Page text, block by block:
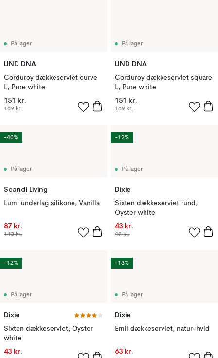
På lager
LIND DNA
Corduroy dækkeserviet curve
L, Pure white
151 kr.
169 kr.
På lager
LIND DNA
Corduroy dækkeserviet square
L, Pure white
151 kr.
169 kr.
På lager
Scandi Living
Lumi underlag silikone, Vanilla
87 kr.
145 kr.
-40%
På lager
Dixie
Sixten dækkeserviet rund,
Oyster white
43 kr.
49 kr.
-12%
På lager
Dixie
Sixten dækkeserviet, Oyster
white
43 kr.
-12%
På lager
Dixie
Emil dækkeserviet, natur-hvid
63 kr.
-13%